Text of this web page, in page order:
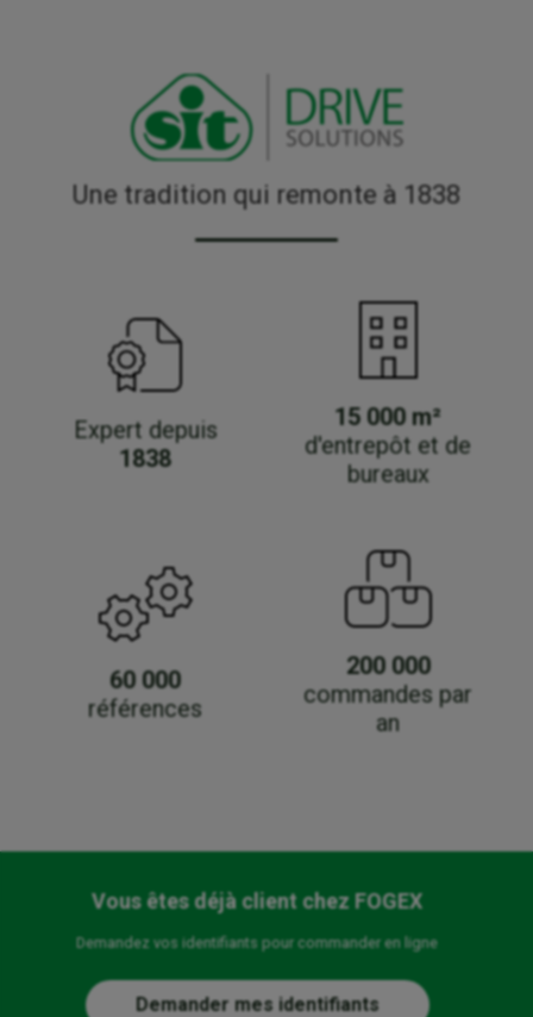
Une tradition qui remonte à 1838
Expert depuis
1838
15 000 m²
d'entrepôt et de
bureaux
60 000
références
200 000
commandes par
an
Vous êtes déjà client chez FOGEX
Demandez vos identifiants pour commander en ligne
Demander mes identifiants